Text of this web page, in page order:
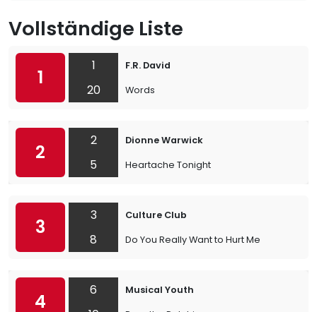
Vollständige Liste
1
1
20
F.R. David
Words
2
2
5
Dionne Warwick
Heartache Tonight
3
3
8
Culture Club
Do You Really Want to Hurt Me
4
6
Musical Youth